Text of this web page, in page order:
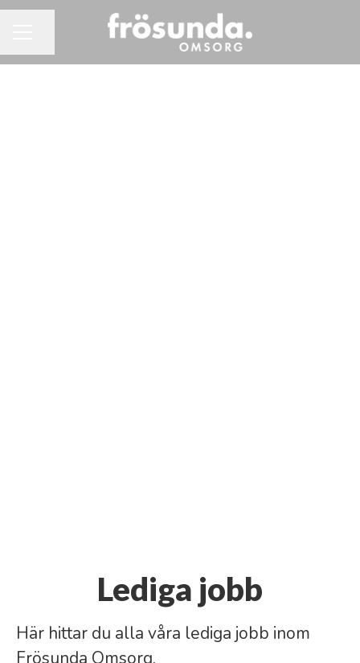
Lediga jobb
Här hittar du alla våra lediga jobb inom
Frösunda Omsorg.